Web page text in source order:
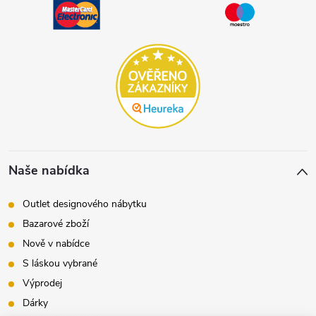
Naše nabídka
Outlet designového nábytku
Bazarové zboží
Nově v nabídce
S láskou vybrané
Výprodej
Dárky